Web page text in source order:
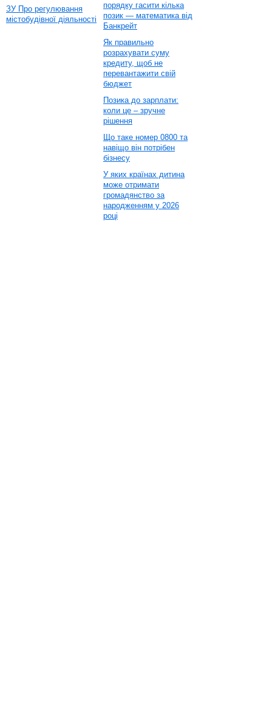
ЗУ Про регулювання
містобудівної діяльності
порядку гасити кілька
позик — математика від
Банкрейт
Як правильно
розрахувати суму
кредиту, щоб не
перевантажити свій
бюджет
Позика до зарплати:
коли це – зручне
рішення
Що таке номер 0800 та
навіщо він потрібен
бізнесу
У яких країнах дитина
може отримати
громадянство за
народженням у 2026
році